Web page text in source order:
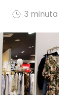
3 minuta